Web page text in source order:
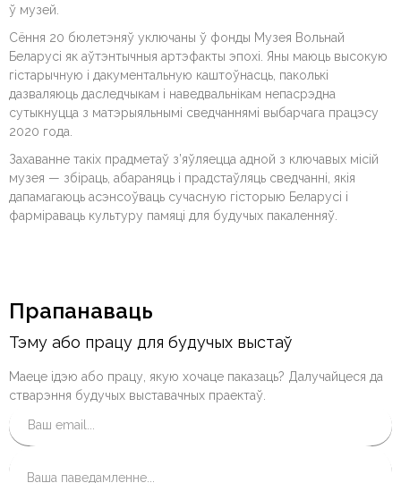
ў музей.
Сёння 20 бюлетэняў уключаны ў фонды Музея Вольнай
Беларусі як аўтэнтычныя артэфакты эпохі. Яны маюць высокую
гістарычную і дакументальную каштоўнасць, паколькі
дазваляюць даследчыкам і наведвальнікам непасрэдна
сутыкнуцца з матэрыяльнымі сведчаннямі выбарчага працэсу
2020 года.
Захаванне такіх прадметаў з’яўляецца адной з ключавых місій
музея — збіраць, абараняць і прадстаўляць сведчанні, якія
дапамагаюць асэнсоўваць сучасную гісторыю Беларусі і
фарміраваць культуру памяці для будучых пакаленняў.
Прапанаваць
Тэму або працу для будучых выстаў
Маеце ідэю або працу, якую хочаце паказаць? Далучайцеся да
стварэння будучых выставачных праектаў.